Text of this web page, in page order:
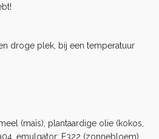
droge plek, bij een temperatuur
(maïs), plantaardige olie (kokos,
emulgator: E322 (zonnebloem),